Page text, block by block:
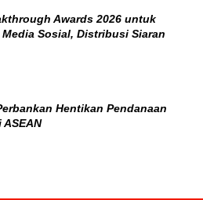
Awards 2026 untuk
Sosial, Distribusi Siaran
Hentikan Pendanaan